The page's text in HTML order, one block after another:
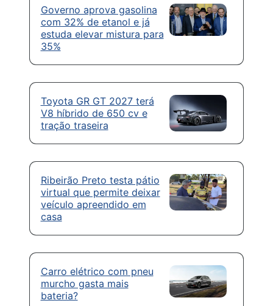
Governo aprova gasolina
com 32% de etanol e já
estuda elevar mistura para
35%
Toyota GR GT 2027 terá
V8 híbrido de 650 cv e
tração traseira
Ribeirão Preto testa pátio
virtual que permite deixar
veículo apreendido em
casa
Carro elétrico com pneu
murcho gasta mais
bateria?